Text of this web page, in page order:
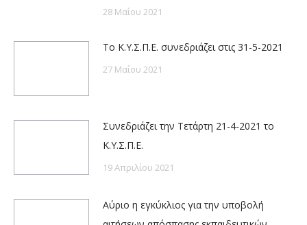
28 Μαΐου 2021
Το Κ.Υ.Σ.Π.Ε. συνεδριάζει στις 31-5-2021
27 Μαΐου 2021
Συνεδριάζει την Τετάρτη 21-4-2021 το
Κ.Υ.Σ.Π.Ε.
19 Απριλίου 2021
Αύριο η εγκύκλιος για την υποβολή